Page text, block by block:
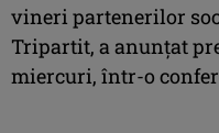
vineri partenerilor
Tripartit, a anunţat
miercuri, într-o